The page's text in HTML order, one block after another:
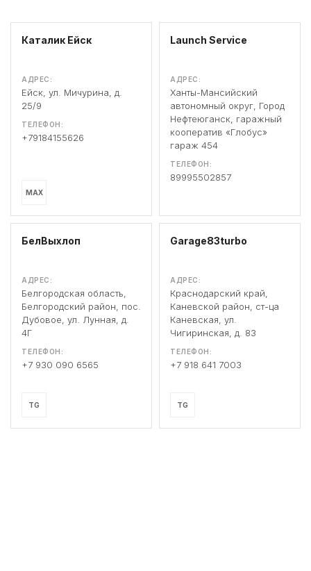
Каталик Ейск
АДРЕС:
Ейск, ул. Мичурина, д.
25/9
ТЕЛЕФОН:
+79184155626
MAX
Launch Service
АДРЕС:
Ханты-Мансийский
автономный округ, Город
Нефтеюганск, гаражный
кооператив «Глобус»
гараж 454
ТЕЛЕФОН:
89995502857
БелВыхлоп
АДРЕС:
Белгородская область,
Белгородский район, пос.
Дубовое, ул. Лунная, д.
4Г
ТЕЛЕФОН:
+7 930 090 6565
TG
Garage83turbo
АДРЕС:
Краснодарский край,
Каневской район, ст-ца
Каневская, ул.
Чигиринская, д. 83
ТЕЛЕФОН:
+7 918 641 7003
TG